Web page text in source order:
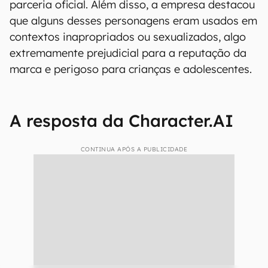
parceria oficial. Além disso, a empresa destacou
que alguns desses personagens eram usados em
contextos inapropriados ou sexualizados, algo
extremamente prejudicial para a reputação da
marca e perigoso para crianças e adolescentes.
A resposta da Character.AI
CONTINUA APÓS A PUBLICIDADE